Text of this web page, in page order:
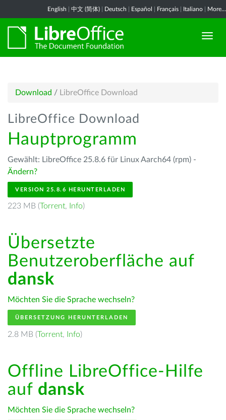
English 中文 (简体) Deutsch Español Français Italiano More...
Download / LibreOffice Download
LibreOffice Download
Hauptprogramm
Gewählt: LibreOffice 25.8.6 für Linux Aarch64 (rpm) -
Ändern?
VERSION 25.8.6 HERUNTERLADEN
223 MB (Torrent, Info)
Übersetzte
Benutzeroberfläche auf
dansk
Möchten Sie die Sprache wechseln?
ÜBERSETZUNG HERUNTERLADEN
2.8 MB (Torrent, Info)
Offline LibreOffice-Hilfe
auf dansk
Möchten Sie die Sprache wechseln?